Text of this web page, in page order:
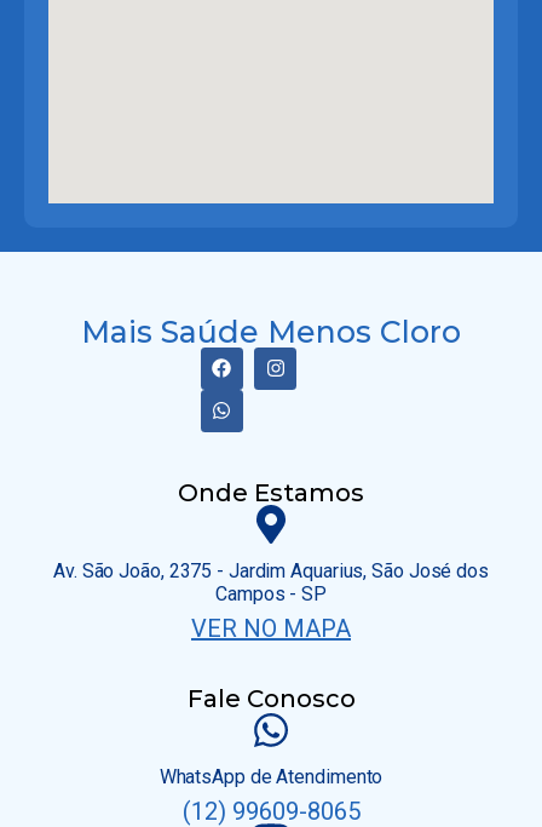
Mais Saúde Menos Cloro
Fale Conosco
WhatsApp de Atendimento
(12) 99609-8065
Onde Estamos
Av. São João, 2375 - Jardim Aquarius, São José dos
Campos - SP
VER NO MAPA